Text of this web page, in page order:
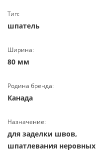
Тип:
шпатель
Ширина:
80 мм
Родина бренда:
Канада
Назначение:
для заделки швов,
шпатлевания неровных